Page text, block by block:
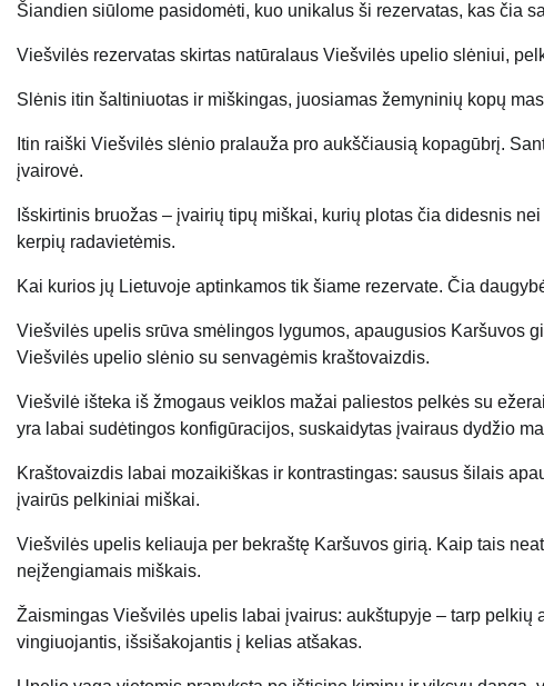
Šiandien siūlome pasidomėti, kuo unikalus ši rezervatas, kas čia
Viešvilės rezervatas skirtas natūralaus Viešvilės upelio slėniui,
Slėnis itin šaltiniuotas ir miškingas, juosiamas žemyninių kopų
Itin raiški Viešvilės slėnio pralauža pro aukščiausią kopagūbrį.
įvairovė.
Išskirtinis bruožas – įvairių tipų miškai, kurių plotas čia didesnis
kerpių radavietėmis.
Kai kurios jų Lietuvoje aptinkamos tik šiame rezervate. Čia
Viešvilės upelis srūva smėlingos lygumos, apaugusios Karšuvos
Viešvilės upelio slėnio su senvagėmis kraštovaizdis.
Viešvilė išteka iš žmogaus veiklos mažai paliestos pelkės su
yra labai sudėtingos konfigūracijos, suskaidytas įvairaus dydžio
Kraštovaizdis labai mozaikiškas ir kontrastingas: sausus šilais
įvairūs pelkiniai miškai.
Viešvilės upelis keliauja per bekraštę Karšuvos girią. Kaip tais
neįžengiamais miškais.
Žaismingas Viešvilės upelis labai įvairus: aukštupyje – tarp
vingiuojantis, išsišakojantis į kelias atšakas.